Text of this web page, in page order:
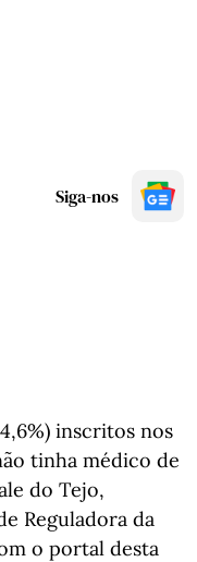
Siga-nos
inscritos nos
tinha médico de
do Tejo,
Reguladora da
o portal desta